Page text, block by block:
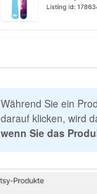
Während Sie ein
darauf klicken, wird
wenn Sie das